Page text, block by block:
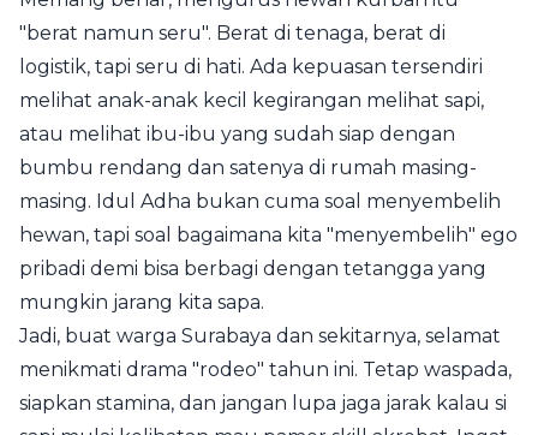
"berat namun seru". Berat di tenaga, berat di
logistik, tapi seru di hati. Ada kepuasan tersendiri
melihat anak-anak kecil kegirangan melihat sapi,
atau melihat ibu-ibu yang sudah siap dengan
bumbu rendang dan satenya di rumah masing-
masing. Idul Adha bukan cuma soal menyembelih
hewan, tapi soal bagaimana kita "menyembelih" ego
pribadi demi bisa berbagi dengan tetangga yang
mungkin jarang kita sapa.
Jadi, buat warga Surabaya dan sekitarnya, selamat
menikmati drama "rodeo" tahun ini. Tetap waspada,
siapkan stamina, dan jangan lupa jaga jarak kalau si